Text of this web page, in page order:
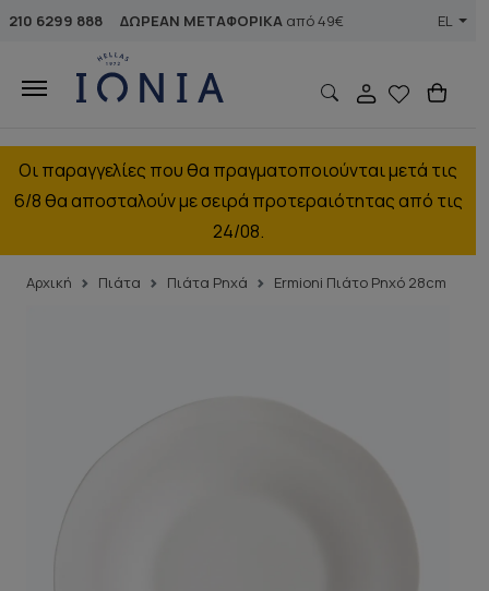
210 6299 888 ΔΩΡΕΑΝ ΜΕΤΑΦΟΡΙΚΑ από 49€ EL
Οι παραγγελίες που θα πραγματοποιούνται μετά τις
6/8 θα αποσταλούν με σειρά προτεραιότητας από τις
24/08.
Αρχική Πιάτα Πιάτα Ρηχά Ermioni Πιάτο Ρηχό 28cm